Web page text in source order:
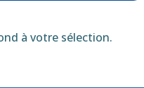
à votre sélection.